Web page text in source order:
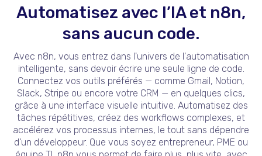
Automatisez avec l’IA et n8n,
sans aucun code.
Avec n8n, vous entrez dans l'univers de l'automatisation
intelligente, sans devoir écrire une seule ligne de code.
Connectez vos outils préférés — comme Gmail, Notion,
Slack, Stripe ou encore votre CRM — en quelques clics,
grâce à une interface visuelle intuitive. Automatisez des
tâches répétitives, créez des workflows complexes, et
accélérez vos processus internes, le tout sans dépendre
d'un développeur. Que vous soyez entrepreneur, PME ou